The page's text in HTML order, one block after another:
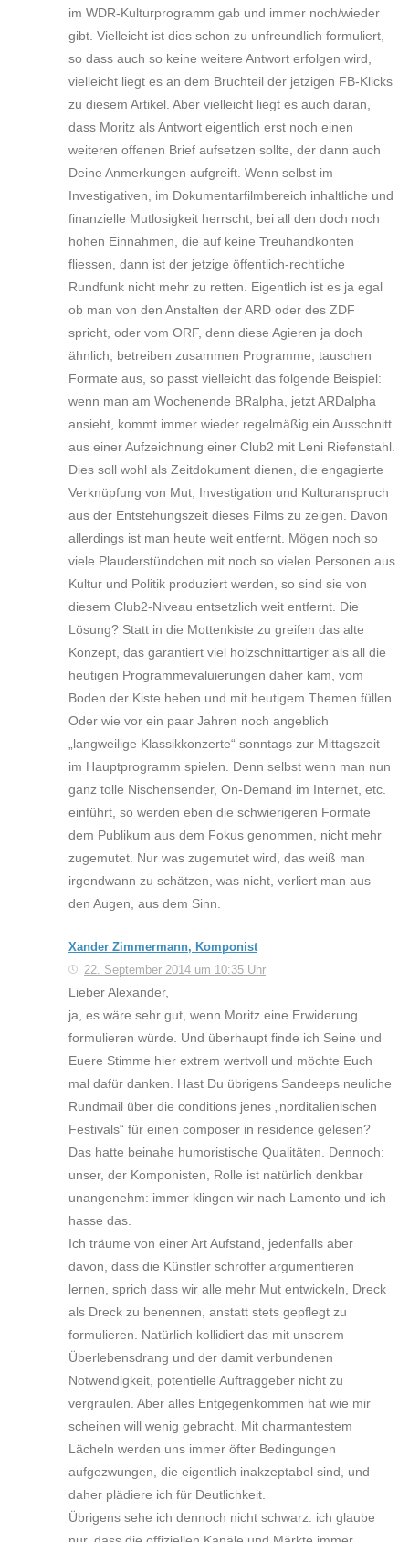
im WDR-Kulturprogramm gab und immer noch/wieder
gibt. Vielleicht ist dies schon zu unfreundlich formuliert,
so dass auch so keine weitere Antwort erfolgen wird,
vielleicht liegt es an dem Bruchteil der jetzigen FB-Klicks
zu diesem Artikel. Aber vielleicht liegt es auch daran,
dass Moritz als Antwort eigentlich erst noch einen
weiteren offenen Brief aufsetzen sollte, der dann auch
Deine Anmerkungen aufgreift. Wenn selbst im
Investigativen, im Dokumentarfilmbereich inhaltliche und
finanzielle Mutlosigkeit herrscht, bei all den doch noch
hohen Einnahmen, die auf keine Treuhandkonten
fliessen, dann ist der jetzige öffentlich-rechtliche
Rundfunk nicht mehr zu retten. Eigentlich ist es ja egal
ob man von den Anstalten der ARD oder des ZDF
spricht, oder vom ORF, denn diese Agieren ja doch
ähnlich, betreiben zusammen Programme, tauschen
Formate aus, so passt vielleicht das folgende Beispiel:
wenn man am Wochenende BRalpha, jetzt ARDalpha
ansieht, kommt immer wieder regelmäßig ein Ausschnitt
aus einer Aufzeichnung einer Club2 mit Leni Riefenstahl.
Dies soll wohl als Zeitdokument dienen, die engagierte
Verknüpfung von Mut, Investigation und Kulturanspruch
aus der Entstehungszeit dieses Films zu zeigen. Davon
allerdings ist man heute weit entfernt. Mögen noch so
viele Plauderstündchen mit noch so vielen Personen aus
Kultur und Politik produziert werden, so sind sie von
diesem Club2-Niveau entsetzlich weit entfernt. Die
Lösung? Statt in die Mottenkiste zu greifen das alte
Konzept, das garantiert viel holzschnittartiger als all die
heutigen Programmevaluierungen daher kam, vom
Boden der Kiste heben und mit heutigem Themen füllen.
Oder wie vor ein paar Jahren noch angeblich
„langweilige Klassikkonzerte“ sonntags zur Mittagszeit
im Hauptprogramm spielen. Denn selbst wenn man nun
ganz tolle Nischensender, On-Demand im Internet, etc.
einführt, so werden eben die schwierigeren Formate
dem Publikum aus dem Fokus genommen, nicht mehr
zugemutet. Nur was zugemutet wird, das weiß man
irgendwann zu schätzen, was nicht, verliert man aus
den Augen, aus dem Sinn.
Xander Zimmermann, Komponist
22. September 2014 um 10:35 Uhr
Lieber Alexander,
ja, es wäre sehr gut, wenn Moritz eine Erwiderung
formulieren würde. Und überhaupt finde ich Seine und
Euere Stimme hier extrem wertvoll und möchte Euch
mal dafür danken. Hast Du übrigens Sandeeps neuliche
Rundmail über die conditions jenes „norditalienischen
Festivals“ für einen composer in residence gelesen?
Das hatte beinahe humoristische Qualitäten. Dennoch:
unser, der Komponisten, Rolle ist natürlich denkbar
unangenehm: immer klingen wir nach Lamento und ich
hasse das.
Ich träume von einer Art Aufstand, jedenfalls aber
davon, dass die Künstler schroffer argumentieren
lernen, sprich dass wir alle mehr Mut entwickeln, Dreck
als Dreck zu benennen, anstatt stets gepflegt zu
formulieren. Natürlich kollidiert das mit unserem
Überlebensdrang und der damit verbundenen
Notwendigkeit, potentielle Auftraggeber nicht zu
vergraulen. Aber alles Entgegenkommen hat wie mir
scheinen will wenig gebracht. Mit charmantestem
Lächeln werden uns immer öfter Bedingungen
aufgezwungen, die eigentlich inakzeptabel sind, und
daher plädiere ich für Deutlichkeit.
Übrigens sehe ich dennoch nicht schwarz: ich glaube